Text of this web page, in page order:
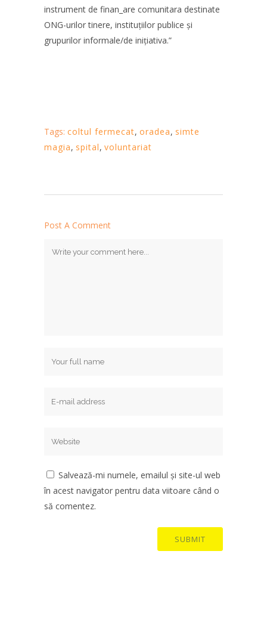
instrument de finan_are comunitara destinate
ONG-urilor tinere, instituțiilor publice și
grupurilor informale/de inițiativa.”
Tags: coltul fermecat, oradea, simte
magia, spital, voluntariat
Post A Comment
Salvează-mi numele, emailul și site-ul web
în acest navigator pentru data viitoare când o
să comentez.